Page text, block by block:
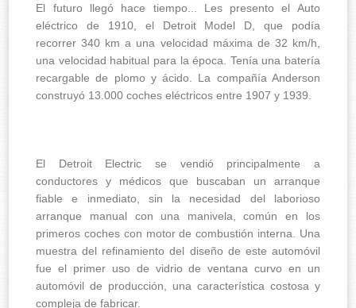
El futuro llegó hace tiempo... Les presento el Auto
eléctrico de 1910, el Detroit Model D, que podía
recorrer 340 km a una velocidad máxima de 32 km/h,
una velocidad habitual para la época. Tenía una batería
recargable de plomo y ácido. La compañía Anderson
construyó 13.000 coches eléctricos entre 1907 y 1939.
El Detroit Electric se vendió principalmente a
conductores y médicos que buscaban un arranque
fiable e inmediato, sin la necesidad del laborioso
arranque manual con una manivela, común en los
primeros coches con motor de combustión interna. Una
muestra del refinamiento del diseño de este automóvil
fue el primer uso de vidrio de ventana curvo en un
automóvil de producción, una característica costosa y
compleja de fabricar.